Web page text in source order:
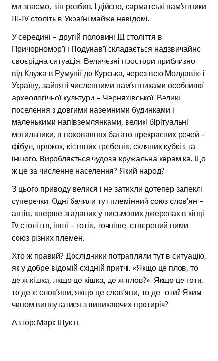
ми знаємо, він розбив. І дійсно, сарматські пам’ятники
III-IV століть в Україні майже невідомі.
У середині – другій половині III століття в
Причорномор’ї і Подунав’ї складається надзвичайно
своєрідна ситуація. Величезні простори приблизно
від Клужа в Румунії до Курська, через всю Молдавію і
Україну, зайняті численними пам’ятниками особливої
археологічної культури – Черняхівської. Великі
поселення з довгими наземними будинками і
маленькими напівземлянками, великі бірітуальні
могильники, в похованнях багато прекрасних речей –
фібул, пряжок, кістяних гребенів, скляних кубків та
іншого. Виробляється чудова кружальна кераміка. Що
ж це за численне населення? Який народ?
З цього приводу велися і не затихли дотепер запеклі
суперечки. Одні бачили тут племінний союз слов’ян –
антів, вперше згаданих у письмових джерелах в кінці
IV століття, інші – готів, точніше, створений ними
союз різних племен.
Хто ж правий? Дослідники потрапляли тут в ситуацію,
як у добре відомій східній притчі. «Якщо це плов, то
де ж кішка, якщо це кішка, де ж плов?». Якщо це готи,
то де ж слов’яни, якщо це слов’яни, то де готи? Яким
чином виплутатися з виникаючих протиріч?
Автор: Марк Щукін.